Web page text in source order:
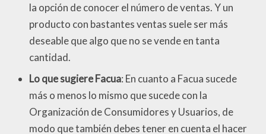
la opción de conocer el número de ventas. Y un
producto con bastantes ventas suele ser más
deseable que algo que no se vende en tanta
cantidad.
Lo que sugiere Facua: En cuanto a Facua sucede
más o menos lo mismo que sucede con la
Organización de Consumidores y Usuarios, de
modo que también debes tener en cuenta el hacer